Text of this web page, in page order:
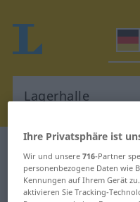
Deutsch-
für
Ihre Privatsphäre ist
Wir und unsere716-Partner
personenbezogene Daten wie
Kennungen auf Ihrem Gerät
aktivieren Sie Tracking-